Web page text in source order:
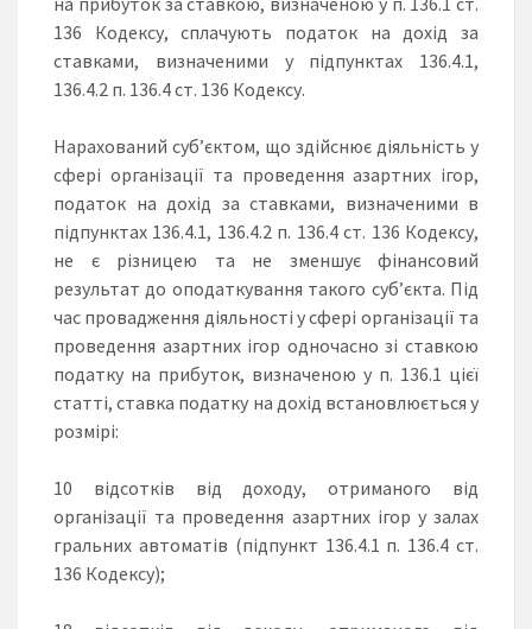
136 Кодексу, сплачують податок на дохід за
ставками, визначеними у підпунктах 136.4.1,
136.4.2 п. 136.4 ст. 136 Кодексу.
Нарахований суб’єктом, що здійснює діяльність у
сфері організації та проведення азартних ігор,
податок на дохід за ставками, визначеними в
підпунктах 136.4.1, 136.4.2 п. 136.4 ст. 136 Кодексу,
не є різницею та не зменшує фінансовий
результат до оподаткування такого суб’єкта. Під
час провадження діяльності у сфері організації та
проведення азартних ігор одночасно зі ставкою
податку на прибуток, визначеною у п. 136.1 цієї
статті, ставка податку на дохід встановлюється у
розмірі:
10 відсотків від доходу, отриманого від
організації та проведення азартних ігор у залах
гральних автоматів (підпункт 136.4.1 п. 136.4 ст.
136 Кодексу);